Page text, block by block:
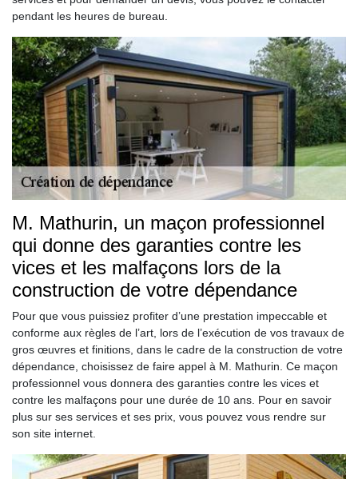
pendant les heures de bureau.
M. Mathurin, un maçon professionnel
qui donne des garanties contre les
vices et les malfaçons lors de la
construction de votre dépendance
Pour que vous puissiez profiter d’une prestation impeccable et
conforme aux règles de l’art, lors de l’exécution de vos travaux de
gros œuvres et finitions, dans le cadre de la construction de votre
dépendance, choisissez de faire appel à M. Mathurin. Ce maçon
professionnel vous donnera des garanties contre les vices et
contre les malfaçons pour une durée de 10 ans. Pour en savoir
plus sur ses services et ses prix, vous pouvez vous rendre sur
son site internet.